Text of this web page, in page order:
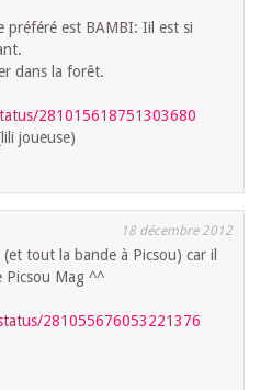
préféré est BAMBI: Iil est si
dans la forêt.
281015618751303680
joueuse)
18 décembre 2012
tout la bande à Picsou) car il
Picsou Mag ^^
281055676053221376